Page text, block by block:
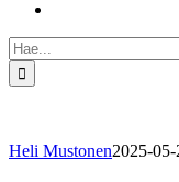
Etsi
...
Heli Mustonen2025-